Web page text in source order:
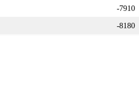
-7910
-8180